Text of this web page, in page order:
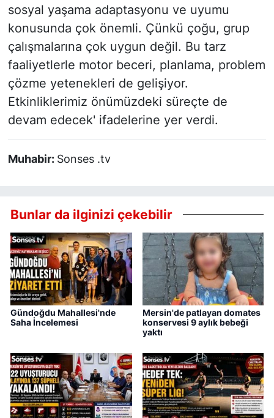
sosyal yaşama adaptasyonu ve uyumu
konusunda çok önemli. Çünkü çoğu, grup
çalışmalarına çok uygun değil. Bu tarz
faaliyetlerle motor beceri, planlama, problem
çözme yetenekleri de gelişiyor.
Etkinliklerimiz önümüzdeki süreçte de
devam edecek' ifadelerine yer verdi.
Muhabir: Sonses .tv
Bunlar da ilginizi çekebilir
Gündoğdu Mahallesi'nde
Saha İncelemesi
Mersin'de patlayan domates
konservesi 9 aylık bebeği
yaktı